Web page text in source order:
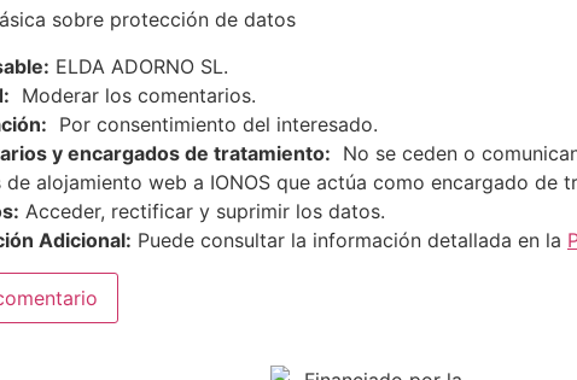
sobre protección de datos
ELDA ADORNO SL.
Moderar los comentarios.
Por consentimiento del interesado.
y encargados de tratamiento: No se ceden o
de alojamiento web a IONOS que actúa como encargado de
Acceder, rectificar y suprimir los datos.
Adicional: Puede consultar la información detallada en la